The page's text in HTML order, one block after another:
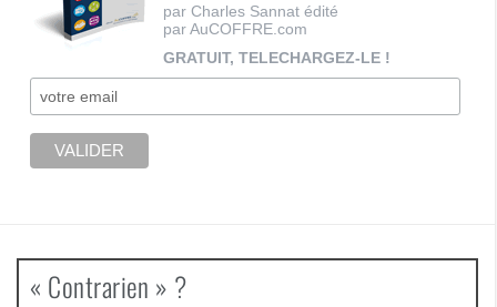
par Charles Sannat édité
par AuCOFFRE.com
GRATUIT, TELECHARGEZ-LE !
« Contrarien » ?